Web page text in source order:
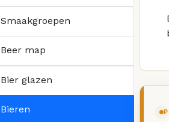
Smaakgroepen
Beer map
Bier glazen
Bieren